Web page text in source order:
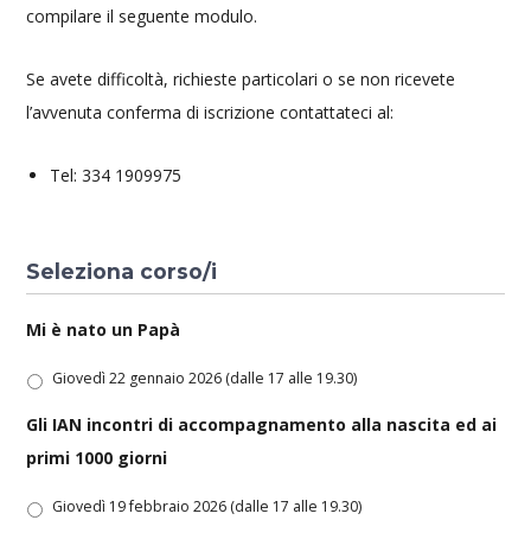
compilare il seguente modulo.
Se avete difficoltà, richieste particolari o se non ricevete
l’avvenuta conferma di iscrizione contattateci al:
Tel: 334 1909975
Seleziona corso/i
Mi è nato un Papà
Giovedì 22 gennaio 2026 (dalle 17 alle 19.30)
Gli IAN incontri di accompagnamento alla nascita ed ai
primi 1000 giorni
Giovedì 19 febbraio 2026 (dalle 17 alle 19.30)